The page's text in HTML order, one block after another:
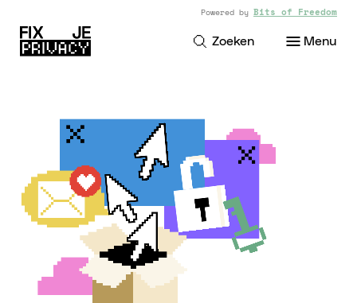
Powered by Bits of Freedom
Thema's(0)
Geen Thema's Gevonden
Tips(0)
Geen Tips Gevonden
Zoeken Menu